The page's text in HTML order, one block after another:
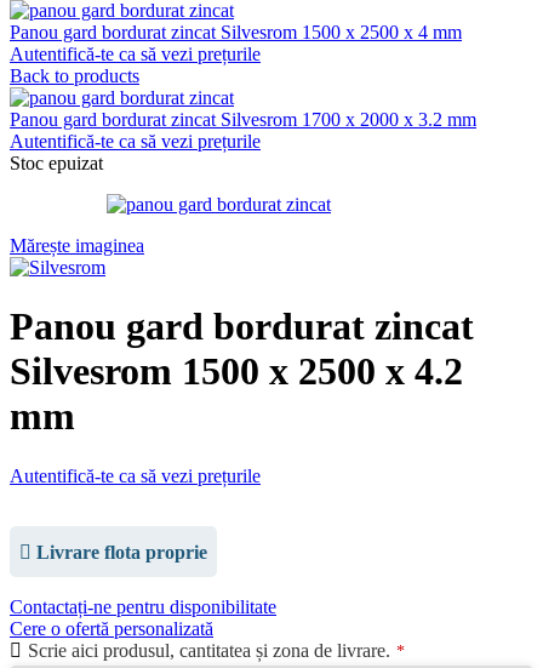
Panou gard bordurat zincat Silvesrom 1500 x 2500 x 4 mm
Autentifică-te ca să vezi prețurile
Back to products
Panou gard bordurat zincat Silvesrom 1700 x 2000 x 3.2 mm
Autentifică-te ca să vezi prețurile
Stoc epuizat
Mărește imaginea
Panou gard bordurat zincat
Silvesrom 1500 x 2500 x 4.2
mm
Autentifică-te ca să vezi prețurile
Livrare flota proprie
Contactați-ne pentru disponibilitate
Cere o ofertă personalizată
Scrie aici produsul, cantitatea și zona de livrare. *